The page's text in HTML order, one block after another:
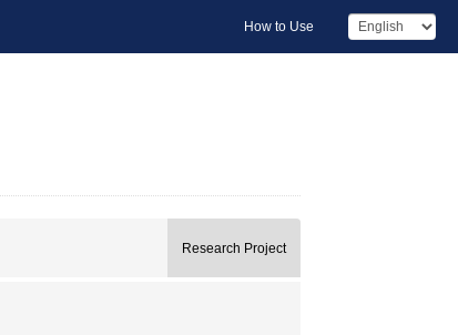
How to Use
Research Project